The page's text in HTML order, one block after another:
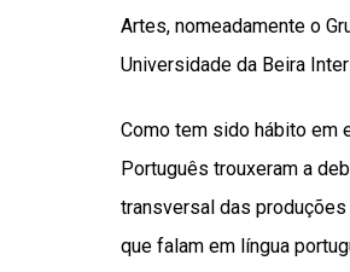
Artes, nomeadamente o
Universidade da Beira
Como tem sido hábito em
Português trouxeram a
transversal das
que falam em língua